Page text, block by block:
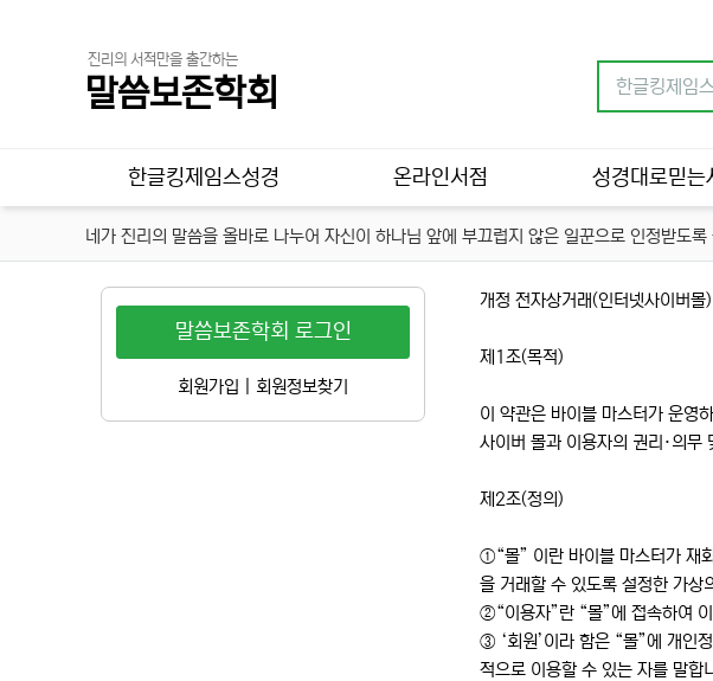
진리의 서적만을 출간하는
말씀보존학회
한글킹제임스성경 온라인서점 성경대로믿는
네가 진리의 말씀을 올바로 나누어 자신이 하나님 앞에 부끄럽지 않은 일꾼으로 인정받도
개정 전자상거래(인터넷사이버몰
제1조(목적)
이 약관은 바이블 마스터가 운영
사이버 몰과 이용자의 권리·의무
제2조(정의)
①“몰” 이란 바이블 마스터가 재
을 거래할 수 있도록 설정한 가상
②“이용자”란 “몰”에 접속하여
③ ‘회원’이라 함은 “몰”에 개인
적으로 이용할 수 있는 자를 말합
말씀보존학회 로그인
회원가입 회원정보찾기